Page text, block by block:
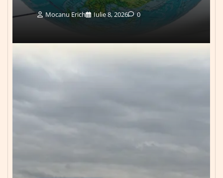
Mocanu Erich Iulie 8, 2026 0